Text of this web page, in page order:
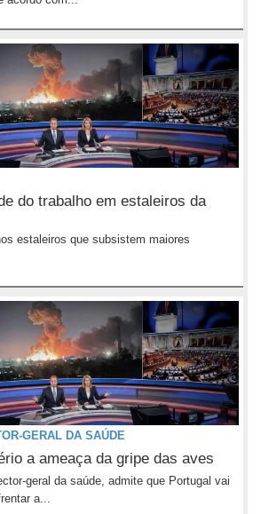
do trabalho em estaleiros da
estaleiros que subsistem maiores
GERAL DA SAÚDE
a ameaça da gripe das aves
geral da saúde, admite que Portugal vai
a...